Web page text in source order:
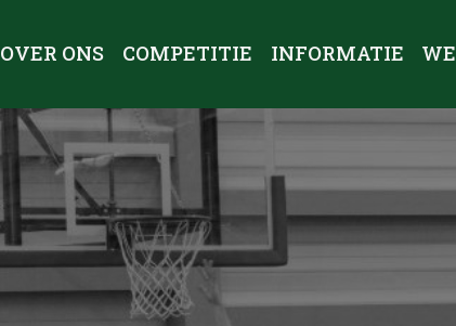
OVER ONS COMPETITIE INFORMATIE